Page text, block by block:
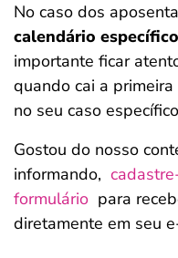
No caso dos
calendário
importante ficar
quando cai a
no seu caso
Gostou do nosso
informando,
formulário para
diretamente em seu